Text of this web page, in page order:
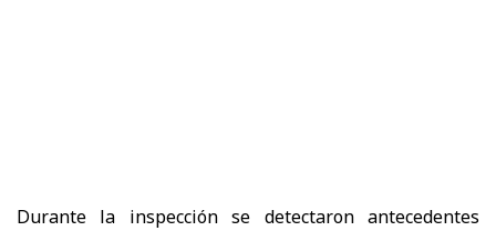
Durante la inspección se detectaron antecedentes